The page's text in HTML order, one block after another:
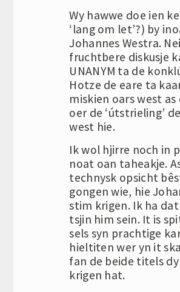
Wy hawwe doe ien
‘lang om let’?) by
Johannes Westra.
fruchtbere diskusje
UNANYM ta de
Hotze de eare ta
miskien oars west
oer de ‘útstrieling’
west hie.
Ik wol hjirre noch in
noat oan taheakje.
technysk opsicht
gongen wie, hie
stim krigen. Ik ha
tsjin him sein. It is
sels syn prachtige
hieltiten wer yn it
fan de beide titels
krigen hat.